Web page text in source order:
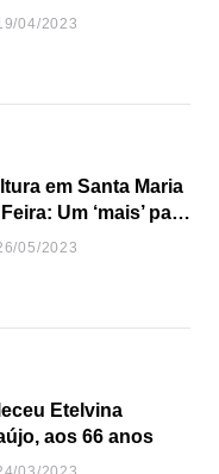
da formação
04/2023
em Santa Maria
Um ‘mais’ para
05/2023
Etelvina
aos 66 anos